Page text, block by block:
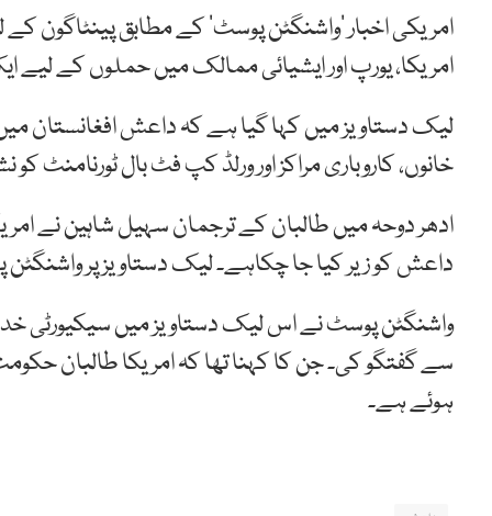
امریکی اخبار ’واشنگٹن پوسٹ‘ کے مطابق پینٹاگون
امریکا، یورپ اور ایشیائی ممالک میں حملوں کے لیے
لیک دستاویز میں کہا گیا ہے کہ داعش افغانستان
خانوں، کاروباری مراکز اور ورلڈ کپ فٹ بال ٹورنامنٹ کو
ادھر دوحہ میں طالبان کے ترجمان سہیل شاہین نے
داعش کو زیر کیا جا چکاہے۔ لیک دستاویز پر
واشنگٹن پوسٹ نے اس لیک دستاویز میں سیکیورٹی
سے گفتگو کی۔ جن کا کہنا تھا کہ امریکا طالبان
ہوئے ہے۔